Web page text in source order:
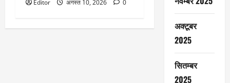
Editor अगस्त 10, 2026 0
अक्टूबर
2025
सितम्बर
2025